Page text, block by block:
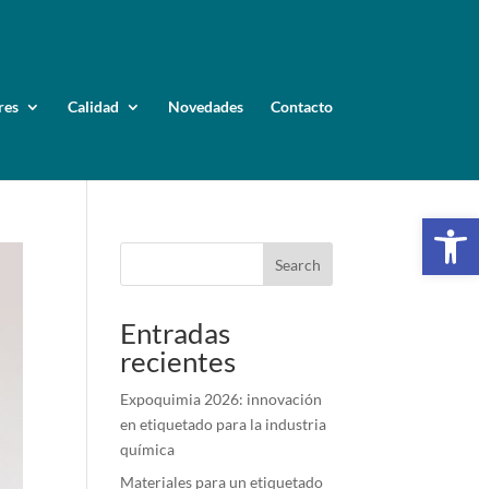
Calidad Novedades Contacto
Search
Entradas
recientes
Expoquimia 2026: innovación
en etiquetado para la industria
química
Materiales para un etiquetado